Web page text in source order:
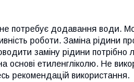
потребує додавання води.
роботи. Заміна рідини
заміну рідини
основі етиленгліколю. Не
рекомендацій використання.